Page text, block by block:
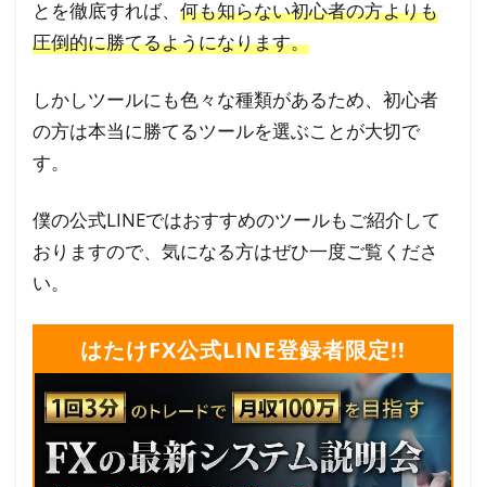
とを徹底すれば、 何も知らない初心者の方よりも
圧倒的に勝てるようになります。
しかしツールにも色々な種類があるため、初心者
の方は本当に勝てるツールを選ぶことが大切で
す。
僕の公式LINEではおすすめのツールもご紹介して
おりますので、気になる方はぜひ一度ご覧くださ
い。
はたけFX公式LINE登録者限定!!